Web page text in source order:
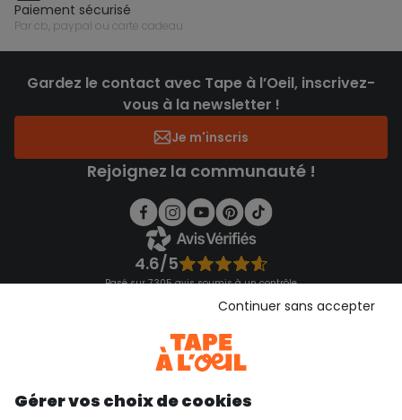
paiement sécurisé
par cb, paypal ou carte cadeau
Gardez le contact avec Tape à l’Oeil, inscrivez-
vous à la newsletter !
Je m'inscris
Rejoignez la communauté !
4.6/5
Basé sur 7 305 avis soumis à un contrôle
Consulter les CGU
Gérer vos choix de cookies
Continuer sans accepter